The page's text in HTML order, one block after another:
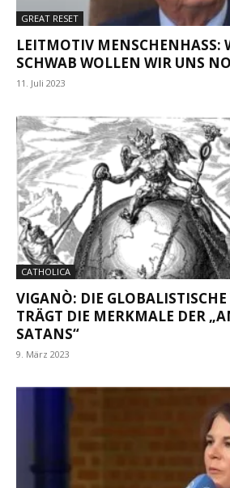
GREAT RESET
LEITMOTIV MENSCHENHASS:
SCHWAB WOLLEN WIR UNS
11. Juli 2023
CATHOLICA
VIGANÒ: DIE
TRÄGT DIE MERKMALE DER
SATANS“
9. März 2023